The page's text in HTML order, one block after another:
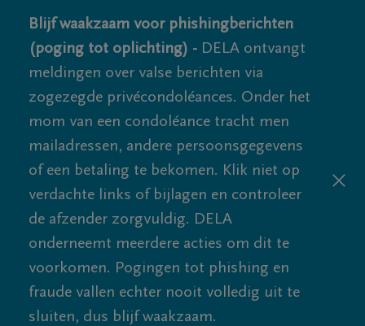
Blijf waakzaam voor phishingberichten
(poging tot oplichting) - DELA ontvangt
meldingen over valse berichten via
zogezegde privécondoléances. Onder het
mom van een condoléance tracht men
mailadressen, andere persoonsgegevens
of een betaling te bekomen. Klik niet op
verdachte links of bijlagen en controleer
de afzender zorgvuldig. DELA
onderneemt meerdere acties om dit te
voorkomen. Pogingen tot phishing en
fraude vallen echter nooit volledig uit te
sluiten, dus blijf waakzaam.